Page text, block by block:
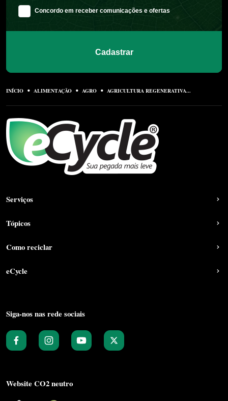
Concordo em receber comunicações e ofertas
Cadastrar
INÍCIO ALIMENTAÇÃO AGRO AGRICULTURA REGENERATIVA...
Serviços
Tópicos
Como reciclar
eCycle
Siga-nos nas rede sociais
Website CO2 neutro